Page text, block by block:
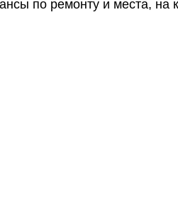
по ремонту и места, на